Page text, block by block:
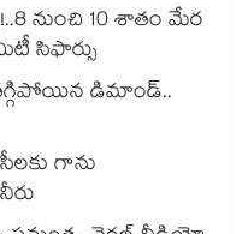
నుంచి 10 శాతం మేర
సిఫార్సు
తగ్గిపోయిన డిమాండ్..
గాను